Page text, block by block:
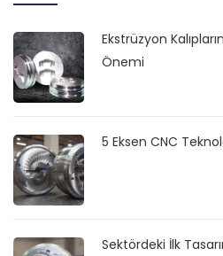
Ekstrüzyon
Önemi
5 Eksen CNC
Sektördeki İlk